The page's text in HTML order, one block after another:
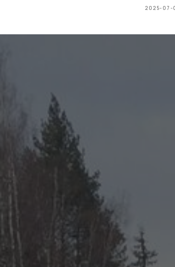
2025-07-